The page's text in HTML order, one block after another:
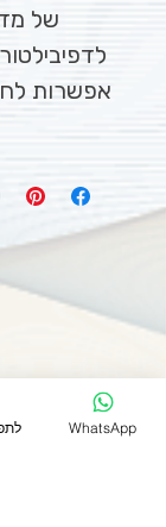
של
אפשרות
WhatsApp